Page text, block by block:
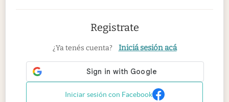
Registrate
¿Ya tenés cuenta? Iniciá sesión acá
Iniciar sesión con Facebook